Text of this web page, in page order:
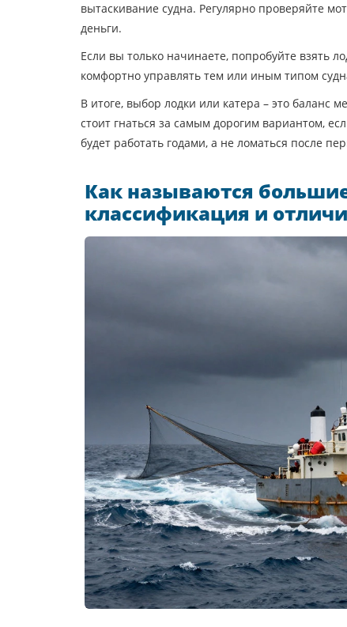
вытаскивание судна. Регулярно проверяйте
деньги.
Если вы только начинаете, попробуйте взять
комфортно управлять тем или иным типом
В итоге, выбор лодки или катера – это
стоит гнаться за самым дорогим вариантом,
будет работать годами, а не ломаться после
Как называются
классификация и